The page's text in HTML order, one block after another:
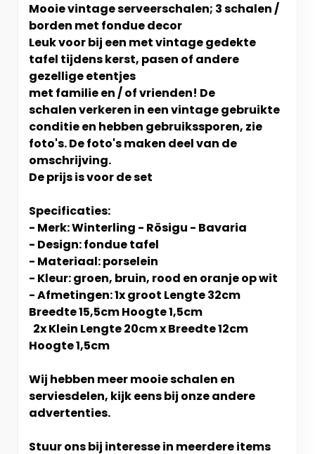
Mooie vintage serveerschalen; 3 schalen /
borden met fondue decor
Leuk voor bij een met vintage gedekte
tafel tijdens kerst, pasen of andere
gezellige etentjes
met familie en / of vrienden! De
schalen verkeren in een vintage gebruikte
conditie en hebben gebruikssporen, zie
foto's. De foto's maken deel van de
omschrijving.
De prijs is voor de set
Specificaties:
- Merk: Winterling - Rösigu - Bavaria
- Design: fondue tafel
- Materiaal: porselein
- Kleur: groen, bruin, rood en oranje op wit
- Afmetingen: 1x groot Lengte 32cm
Breedte 15,5cm Hoogte 1,5cm
2x Klein Lengte 20cm x Breedte 12cm
Hoogte 1,5cm
Wij hebben meer mooie schalen en
serviesdelen, kijk eens bij onze andere
advertenties.
Stuur ons bij interesse in meerdere items